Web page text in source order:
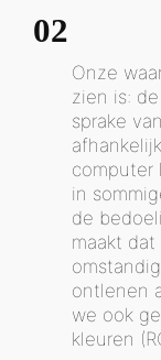
02
Onze
zien is:
sprake
computer
in
de
maakt
ontlenen
we ook
kleuren